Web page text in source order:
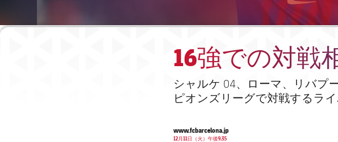
16強での対戦
シャルケ 04、ローマ、リバプ
ピオンズリーグで対戦するライ
www.fcbarcelona.jp
12月11日（火）午後9.35